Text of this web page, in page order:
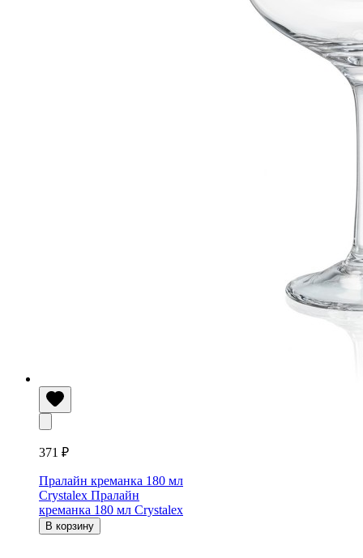
371 ₽
Пралайн креманка 180 мл
Crystalex Пралайн
креманка 180 мл Crystalex
В корзину